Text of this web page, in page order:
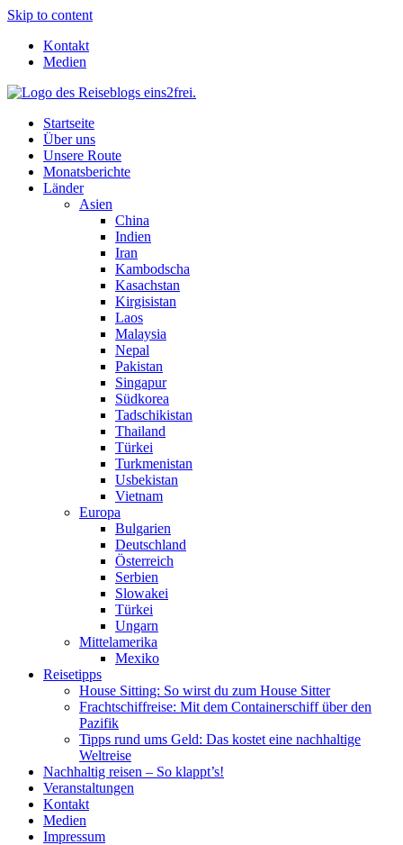
Skip to content
Kontakt
Medien
Startseite
Über uns
Unsere Route
Monatsberichte
Länder
Asien
China
Indien
Iran
Kambodscha
Kasachstan
Kirgisistan
Laos
Malaysia
Nepal
Pakistan
Singapur
Südkorea
Tadschikistan
Thailand
Türkei
Turkmenistan
Usbekistan
Vietnam
Europa
Bulgarien
Deutschland
Österreich
Serbien
Slowakei
Türkei
Ungarn
Mittelamerika
Mexiko
Reisetipps
House Sitting: So wirst du zum House Sitter
Frachtschiffreise: Mit dem Containerschiff über den
Pazifik
Tipps rund ums Geld: Das kostet eine nachhaltige
Weltreise
Nachhaltig reisen – So klappt’s!
Veranstaltungen
Kontakt
Medien
Impressum